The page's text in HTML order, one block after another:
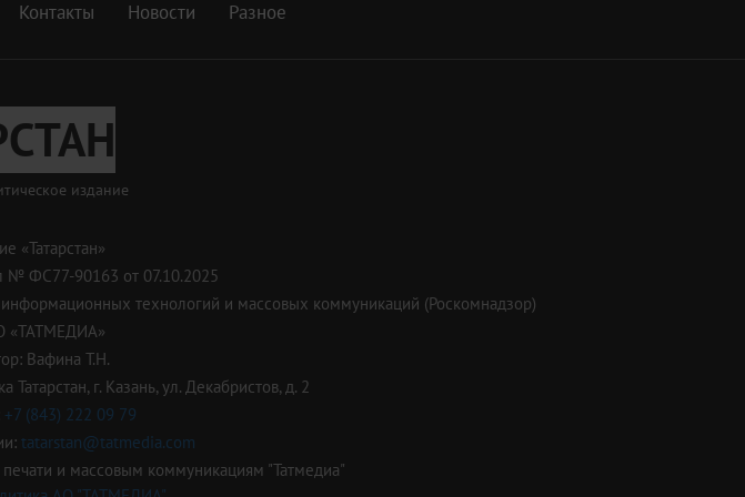
Контакты Новости Разное
издание
«Татарстан»
№ ФС77-90163 от 07.10.2025
технологий и массовых коммуникаций (Роскомнадзор)
«ТАТМЕДИА»
Вафина Т.Н.
г. Казань, ул. Декабристов, д. 2
+7 (843) 222 09 79
tatarstan@tatmedia.com
и массовым коммуникациям "Татмедиа"